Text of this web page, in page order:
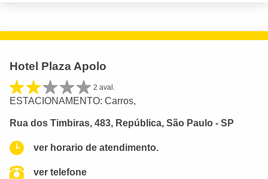
Hotel Plaza Apolo
2 aval.
ESTACIONAMENTO: Carros,
Rua dos Timbiras, 483, República, São Paulo - SP
ver horario de atendimento.
ver telefone